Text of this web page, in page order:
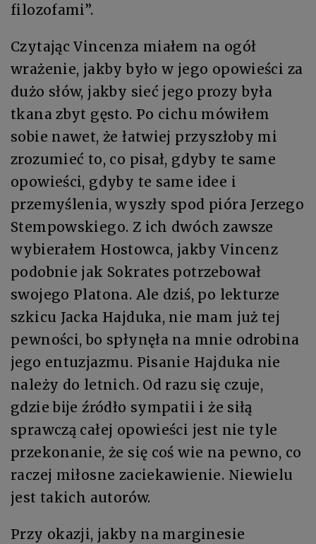
filozofami”.
Czytając Vincenza miałem na ogół
wrażenie, jakby było w jego opowieści za
dużo słów, jakby sieć jego prozy była
tkana zbyt gęsto. Po cichu mówiłem
sobie nawet, że łatwiej przyszłoby mi
zrozumieć to, co pisał, gdyby te same
opowieści, gdyby te same idee i
przemyślenia, wyszły spod pióra Jerzego
Stempowskiego. Z ich dwóch zawsze
wybierałem Hostowca, jakby Vincenz
podobnie jak Sokrates potrzebował
swojego Platona. Ale dziś, po lekturze
szkicu Jacka Hajduka, nie mam już tej
pewności, bo spłynęła na mnie odrobina
jego entuzjazmu. Pisanie Hajduka nie
należy do letnich. Od razu się czuje,
gdzie bije źródło sympatii i że siłą
sprawczą całej opowieści jest nie tyle
przekonanie, że się coś wie na pewno, co
raczej miłosne zaciekawienie. Niewielu
jest takich autorów.
Przy okazji, jakby na marginesie